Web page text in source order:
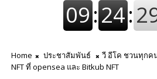
Home ประชาสัมพันธ์
วี อีโค ชวนทุกค
NFT ที่ opensea และ Bitkub NFT